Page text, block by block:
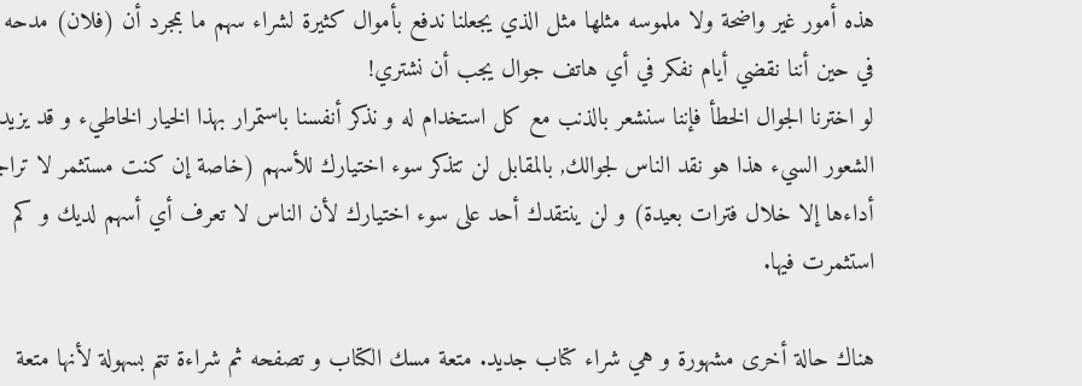
هذه أمور غير واضحة ولا ملموسه مثلها مثل الذي يجعلنا ندفع بأموال كثيرة لشراء سهم ما بمجرد أن (فلان) مدحه
في حين أننا نقضي أيام نفكر في أي هاتف جوال يجب أن نشتري!
لو اخترنا الجوال الخطأ فإننا سنشعر بالذنب مع كل استخدام له و نذكر أنفسنا باستمرار بهذا الخيار الخاطيء و قد يزيد
الشعور السيء هذا هو نقد الناس لجوالك, بالمقابل لن تتذكر سوء اختيارك للأسهم (خاصة إن كنت مستثمر لا
أداءها إلا خلال فترات بعيدة) و لن ينتقدك أحد على سوء اختيارك لأن الناس لا تعرف أي أسهم لديك و كم
استثمرت فيها.
هناك حالة أخرى مشهورة و هي شراء كتاب جديد. متعة مسك الكتاب و تصفحه ثم شراءة تتم بسهولة لأنها متعة